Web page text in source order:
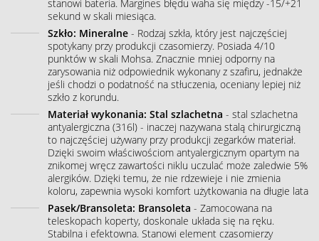
stanowi bateria. Margines błędu waha się między -15/+21
sekund w skali miesiąca.
Szkło: Mineralne - Rodzaj szkła, który jest najczęściej
spotykany przy produkcji czasomierzy. Posiada 4/10
punktów w skali Mohsa. Znacznie mniej odporny na
zarysowania niż odpowiednik wykonany z szafiru, jednakże
jeśli chodzi o podatność na stłuczenia, oceniany lepiej niż
szkło z korundu.
Materiał wykonania: Stal szlachetna - stal szlachetna
antyalergiczna (316l) - inaczej nazywana stalą chirurgiczną
to najczęściej używany przy produkcji zegarków materiał.
Dzięki swoim właściwościom antyalergicznym opartym na
znikomej wręcz zawartości niklu uczulać może zaledwie 5%
alergików. Dzięki temu, że nie rdzewieje i nie zmienia
koloru, zapewnia wysoki komfort użytkowania na długie lata
Pasek/Bransoleta: Bransoleta - Zamocowana na
teleskopach koperty, doskonale układa się na ręku.
Stabilna i efektowna. Stanowi element czasomierzy